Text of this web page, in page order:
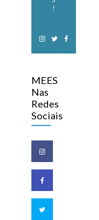
!
MEES
Nas
Redes
Sociais